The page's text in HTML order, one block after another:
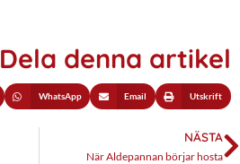
Dela denna artikel
WhatsApp Email Utskrift
NÄSTA
När Aldepannan börjar hosta